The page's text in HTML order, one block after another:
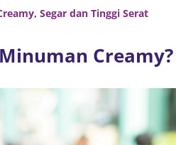
Segar dan Tinggi Serat
Creamy?